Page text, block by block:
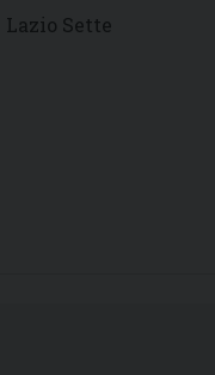
Lazio Sette